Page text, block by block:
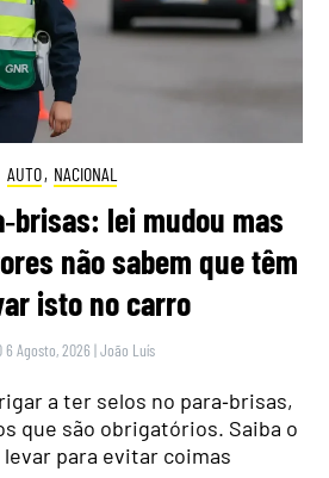
AUTO, NACIONAL
lei mudou mas
não sabem que têm
isto no carro
6 Agosto, 2026 |João Luís
a ter selos no para‑brisas,
que são obrigatórios. Saiba o
para evitar coimas